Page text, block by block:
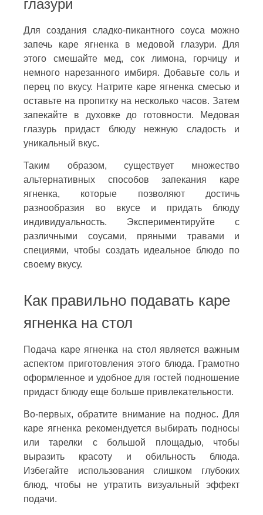
глазури
Для создания сладко-пикантного соуса можно
запечь каре ягненка в медовой глазури. Для
этого смешайте мед, сок лимона, горчицу и
немного нарезанного имбиря. Добавьте соль и
перец по вкусу. Натрите каре ягненка смесью и
оставьте на пропитку на несколько часов. Затем
запекайте в духовке до готовности. Медовая
глазурь придаст блюду нежную сладость и
уникальный вкус.
Таким образом, существует множество
альтернативных способов запекания каре
ягненка, которые позволяют достичь
разнообразия во вкусе и придать блюду
индивидуальность. Экспериментируйте с
различными соусами, пряными травами и
специями, чтобы создать идеальное блюдо по
своему вкусу.
Как правильно подавать каре
ягненка на стол
Подача каре ягненка на стол является важным
аспектом приготовления этого блюда. Грамотно
оформленное и удобное для гостей подношение
придаст блюду еще больше привлекательности.
Во-первых, обратите внимание на поднос. Для
каре ягненка рекомендуется выбирать подносы
или тарелки с большой площадью, чтобы
выразить красоту и обильность блюда.
Избегайте использования слишком глубоких
блюд, чтобы не утратить визуальный эффект
подачи.